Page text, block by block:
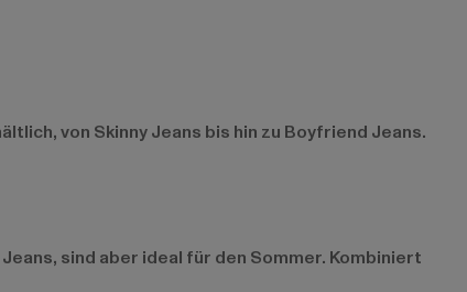
von Skinny Jeans bis hin zu Boyfriend Jeans.
sind aber ideal für den Sommer. Kombiniert